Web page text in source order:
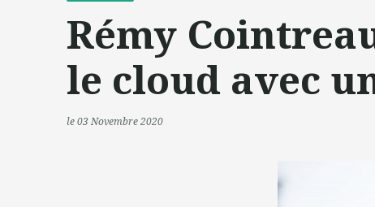
Rémy
le cloud avec
le 03 Novembre 2020